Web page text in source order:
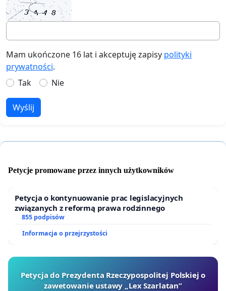
Mam ukończone 16 lat i akceptuję zapisy polityki
prywatności.
Tak
Nie
Wyślij
Petycje promowane przez innych użytkowników
Petycja o kontynuowanie prac legislacyjnych
związanych z reformą prawa rodzinnego
855 podpisów
Informacja o przejrzystości
Petycja do Prezydenta Rzeczypospolitej Polskiej o
zawetowanie ustawy „Lex Szarlatan”